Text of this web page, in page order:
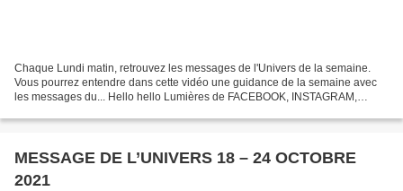
Chaque Lundi matin, retrouvez les messages de l'Univers de la semaine.
Vous pourrez entendre dans cette vidéo une guidance de la semaine avec
les messages du... Hello hello Lumières de FACEBOOK, INSTAGRAM,
MESSAGE DE L’UNIVERS 18 – 24 OCTOBRE
2021